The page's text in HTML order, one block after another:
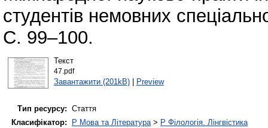
студентів немовних
С. 99–100.
Текст
47.pdf
Завантажити (201kB)| Preview
Тип ресурсу: Стаття
Класифікатор:
P Мова та Література> P Філологія. Лінгвістика